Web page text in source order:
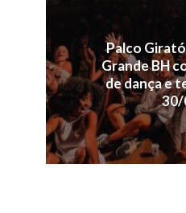
Palco
Grande BH
de dança e
30/